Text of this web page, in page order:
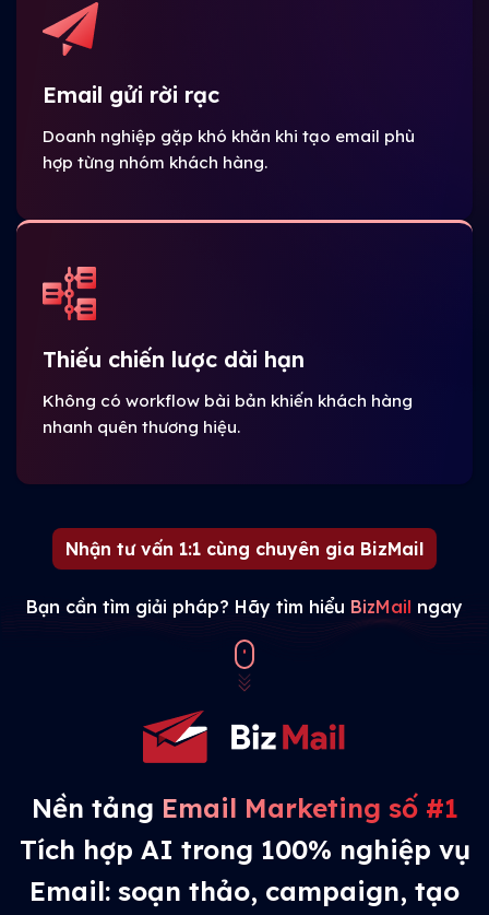
Email gửi rời rạc
Doanh nghiệp gặp khó khăn khi tạo email phù
hợp từng nhóm khách hàng.
Thiếu chiến lược dài hạn
Không có workflow bài bản khiến khách hàng
nhanh quên thương hiệu.
Nhận tư vấn 1:1 cùng chuyên gia BizMail
Bạn cần tìm giải pháp? Hãy tìm hiểu BizMail ngay
Nền tảng Email Marketing số #1
Tích hợp AI trong 100% nghiệp vụ
Email: soạn thảo, campaign, tạo